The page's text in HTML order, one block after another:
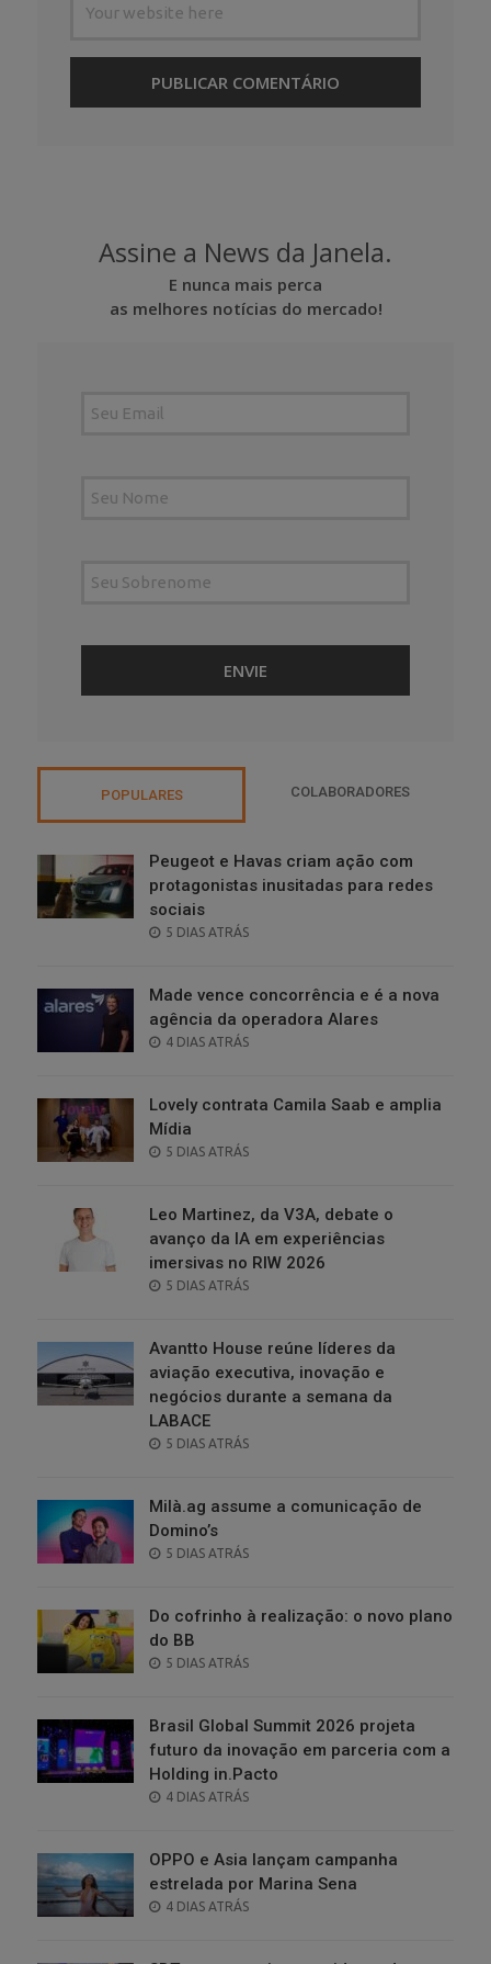
Assine a News da Janela.
E nunca mais perca
as melhores notícias do mercado!
POPULARES COLABORADORES
Peugeot e Havas criam ação com
protagonistas inusitadas para redes
sociais
POSTED
5 DIAS ATRÁS
Made vence concorrência e é a nova
agência da operadora Alares
POSTED
4 DIAS ATRÁS
Lovely contrata Camila Saab e amplia
Mídia
POSTED
5 DIAS ATRÁS
Leo Martinez, da V3A, debate o
avanço da IA em experiências
imersivas no RIW 2026
POSTED
5 DIAS ATRÁS
Avantto House reúne líderes da
aviação executiva, inovação e
negócios durante a semana da
LABACE
POSTED
5 DIAS ATRÁS
Milà.ag assume a comunicação de
Domino’s
POSTED
5 DIAS ATRÁS
Do cofrinho à realização: o novo plano
do BB
POSTED
5 DIAS ATRÁS
Brasil Global Summit 2026 projeta
futuro da inovação em parceria com a
Holding in.Pacto
POSTED
4 DIAS ATRÁS
OPPO e Asia lançam campanha
estrelada por Marina Sena
POSTED
4 DIAS ATRÁS